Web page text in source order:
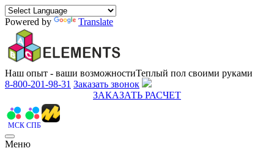
Powered by Translate
Наш опыт - ваши возможностиТеплый пол своими руками
8-800-201-98-31 Заказать звонок
ЗАКАЗАТЬ РАСЧЕТ
МСК СПБ
Меню